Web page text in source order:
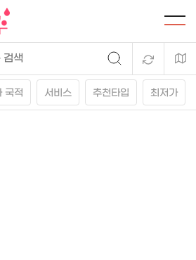
국적 서비스 추천타입 최저가